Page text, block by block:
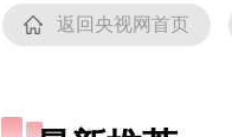
返回央视网首页